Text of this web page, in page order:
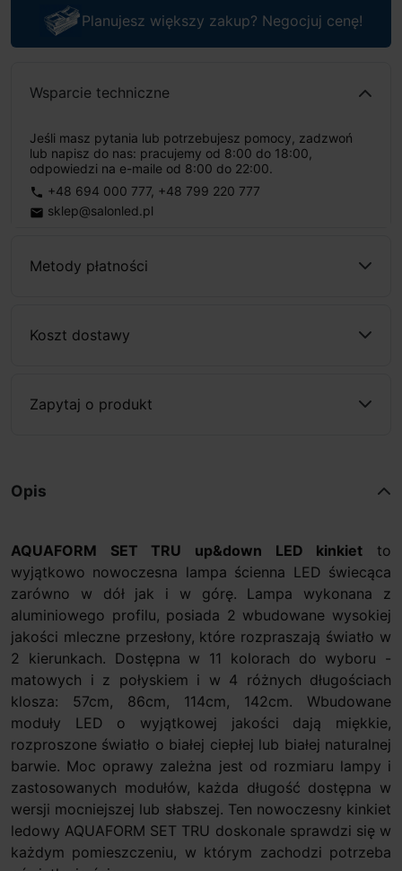
Planujesz większy zakup? Negocjuj cenę!
Wsparcie techniczne
Jeśli masz pytania lub potrzebujesz pomocy, zadzwoń
lub napisz do nas: pracujemy od 8:00 do 18:00,
odpowiedzi na e-maile od 8:00 do 22:00.
phone +48 694 000 777, +48 799 220 777
email sklep@salonled.pl
Metody płatności
Koszt dostawy
Zapytaj o produkt
Opis
AQUAFORM SET TRU up&down LED kinkiet to
wyjątkowo nowoczesna lampa ścienna LED świecąca
zarówno w dół jak i w górę. Lampa wykonana z
aluminiowego profilu, posiada 2 wbudowane wysokiej
jakości mleczne przesłony, które rozpraszają światło w
2 kierunkach. Dostępna w 11 kolorach do wyboru -
matowych i z połyskiem i w 4 różnych długościach
klosza: 57cm, 86cm, 114cm, 142cm. Wbudowane
moduły LED o wyjątkowej jakości dają miękkie,
rozproszone światło o białej ciepłej lub białej naturalnej
barwie. Moc oprawy zależna jest od rozmiaru lampy i
zastosowanych modułów, każda długość dostępna w
wersji mocniejszej lub słabszej. Ten nowoczesny kinkiet
ledowy AQUAFORM SET TRU doskonale sprawdzi się w
każdym pomieszczeniu, w którym zachodzi potrzeba